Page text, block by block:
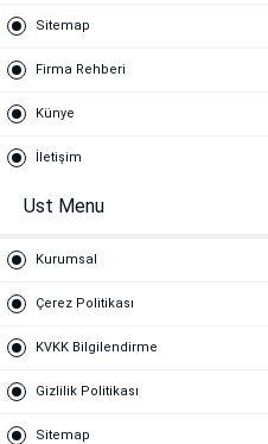
Sitemap
Firma Rehberi
Künye
İletişim
Ust Menu
Kurumsal
Çerez Politikası
KVKK Bilgilendirme
Gizlilik Politikası
Sitemap